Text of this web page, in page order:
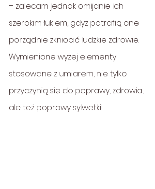
– zalecam jednak omijanie ich
szerokim łukiem, gdyż potrafią one
porządnie zkniocić ludzkie zdrowie.
Wymienione wyżej elementy
stosowane z umiarem, nie tylko
przyczynią się do poprawy, zdrowia,
ale też poprawy sylwetki!